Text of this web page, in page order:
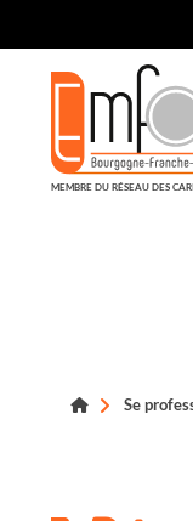
MEMBRE DU RÉSEAU DES
Se